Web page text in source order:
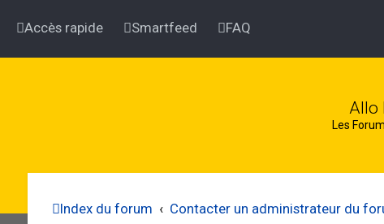
Accès rapide Smartfeed FAQ
Allo
Les
Index du forum Contacter un administrateur du